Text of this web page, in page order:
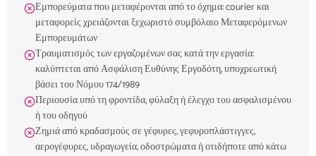
Εμπορεύματα που μεταφέρονται από το όχημα: courier και
μεταφορείς χρειάζονται ξεχωριστό συμβόλαιο Μεταφερόμενων
Εμπορευμάτων
Τραυματισμός των εργαζομένων σας κατά την εργασία:
καλύπτεται από Ασφάλιση Ευθύνης Εργοδότη, υποχρεωτική
βάσει του Νόμου 174/1989
Περιουσία υπό τη φροντίδα, φύλαξη ή έλεγχο του ασφαλισμένου
ή του οδηγού
Ζημιά από κραδασμούς σε γέφυρες, γεφυροπλάστιγγες,
αερογέφυρες, υδραγωγεία, οδοστρώματα ή οτιδήποτε από κάτω